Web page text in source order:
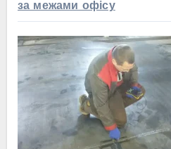
за межами офісу